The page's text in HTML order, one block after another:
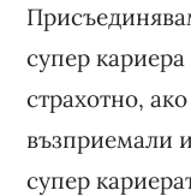
супер
страхотно,
възприемали
супер